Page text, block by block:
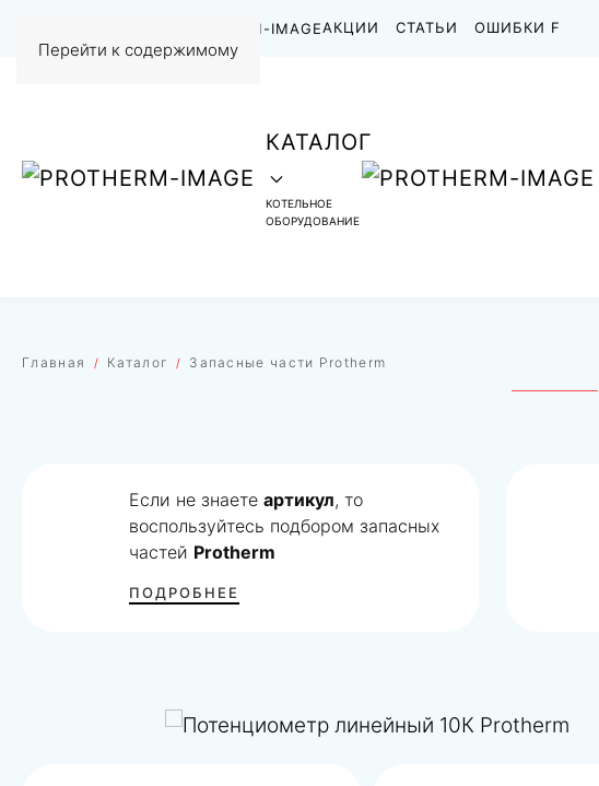
Перейти к содержимому
АКЦИИ СТАТЬИ ОШИБКИ F
КАТАЛОГ
КОТЕЛЬНОЕ
ОБОРУДОВАНИЕ
Главная Каталог Запасные части Protherm
Если не знаетеартикул, то
воспользуйтесь подбором запасных
частей Protherm
ПОДРОБНЕЕ